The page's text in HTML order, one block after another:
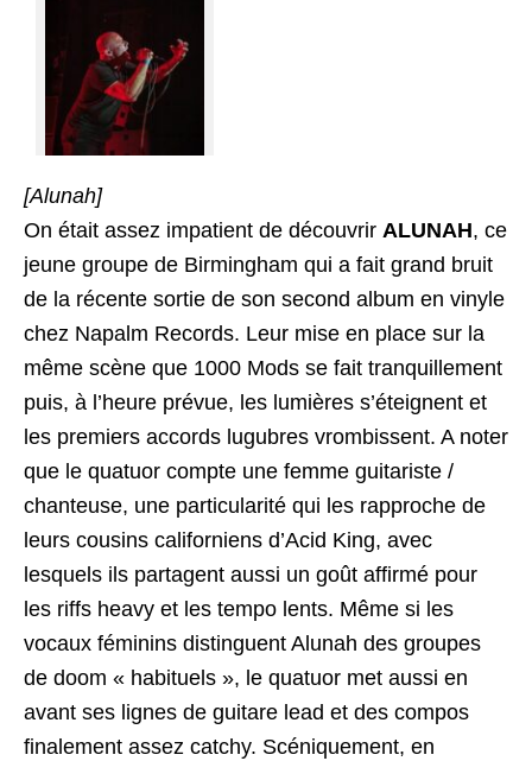
[Alunah]
On était assez impatient de découvrir ALUNAH, ce
jeune groupe de Birmingham qui a fait grand bruit
de la récente sortie de son second album en vinyle
chez Napalm Records. Leur mise en place sur la
même scène que 1000 Mods se fait tranquillement
puis, à l’heure prévue, les lumières s’éteignent et
les premiers accords lugubres vrombissent. A noter
que le quatuor compte une femme guitariste /
chanteuse, une particularité qui les rapproche de
leurs cousins californiens d’Acid King, avec
lesquels ils partagent aussi un goût affirmé pour
les riffs heavy et les tempo lents. Même si les
vocaux féminins distinguent Alunah des groupes
de doom « habituels », le quatuor met aussi en
avant ses lignes de guitare lead et des compos
finalement assez catchy. Scéniquement, en